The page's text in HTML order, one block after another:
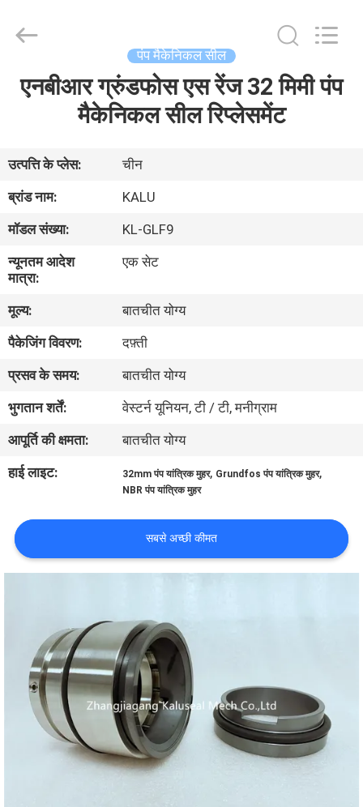
घर
वीआर
दिखाएँ
हमारे
बारे
में
कारखाना
भ्रमण
गुणवत्ता
संपर्क
करें
समाचार
एक
उद्धरण
Rights
पंप मैकेनिकल सील
एनबीआर ग्रुंडफोस एस रेंज 32 मिमी पंप
मैकेनिकल सील रिप्लेसमेंट
उत्पत्ति के प्लेस:
चीन
ब्रांड नाम:
KALU
मॉडल संख्या:
KL-GLF9
न्यूनतम आदेश
मात्रा:
एक सेट
मूल्य:
बातचीत योग्य
पैकेजिंग विवरण:
दफ़्ती
प्रसव के समय:
बातचीत योग्य
भुगतान शर्तें:
वेस्टर्न यूनियन, टी / टी, मनीग्राम
आपूर्ति की क्षमता:
बातचीत योग्य
हाई लाइट:
32mm पंप यांत्रिक मुहर, Grundfos पंप यांत्रिक मुहर,
NBR पंप यांत्रिक मुहर
सबसे अच्छी कीमत